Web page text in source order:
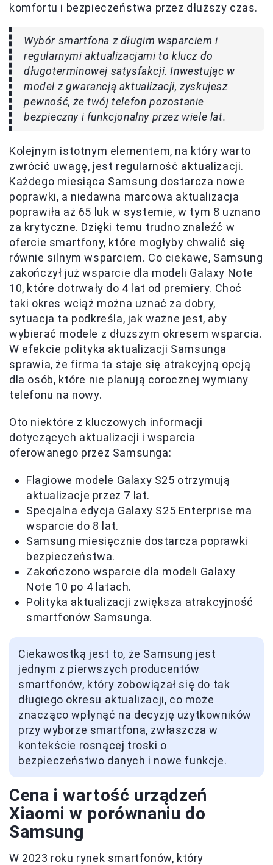
komfortu i bezpieczeństwa przez dłuższy czas.
Wybór smartfona z długim wsparciem i
regularnymi aktualizacjami to klucz do
długoterminowej satysfakcji. Inwestując w
model z gwarancją aktualizacji, zyskujesz
pewność, że twój telefon pozostanie
bezpieczny i funkcjonalny przez wiele lat.
Kolejnym istotnym elementem, na który warto
zwrócić uwagę, jest regularność aktualizacji.
Każdego miesiąca Samsung dostarcza nowe
poprawki, a niedawna marcowa aktualizacja
poprawiła aż 65 luk w systemie, w tym 8 uznano
za krytyczne. Dzięki temu trudno znaleźć w
ofercie smartfony, które mogłyby chwalić się
równie silnym wsparciem. Co ciekawe, Samsung
zakończył już wsparcie dla modeli Galaxy Note
10, które dotrwały do 4 lat od premiery. Choć
taki okres wciąż można uznać za dobry,
sytuacja ta podkreśla, jak ważne jest, aby
wybierać modele z dłuższym okresem wsparcia.
W efekcie polityka aktualizacji Samsunga
sprawia, że firma ta staje się atrakcyjną opcją
dla osób, które nie planują corocznej wymiany
telefonu na nowy.
Oto niektóre z kluczowych informacji
dotyczących aktualizacji i wsparcia
oferowanego przez Samsunga:
Flagiowe modele Galaxy S25 otrzymują
aktualizacje przez 7 lat.
Specjalna edycja Galaxy S25 Enterprise ma
wsparcie do 8 lat.
Samsung miesięcznie dostarcza poprawki
bezpieczeństwa.
Zakończono wsparcie dla modeli Galaxy
Note 10 po 4 latach.
Polityka aktualizacji zwiększa atrakcyjność
smartfonów Samsunga.
Ciekawostką jest to, że Samsung jest
jednym z pierwszych producentów
smartfonów, który zobowiązał się do tak
długiego okresu aktualizacji, co może
znacząco wpłynąć na decyzję użytkowników
przy wyborze smartfona, zwłaszcza w
kontekście rosnącej troski o
bezpieczeństwo danych i nowe funkcje.
Cena i wartość urządzeń
Xiaomi w porównaniu do
Samsung
W 2023 roku rynek smartfonów, który